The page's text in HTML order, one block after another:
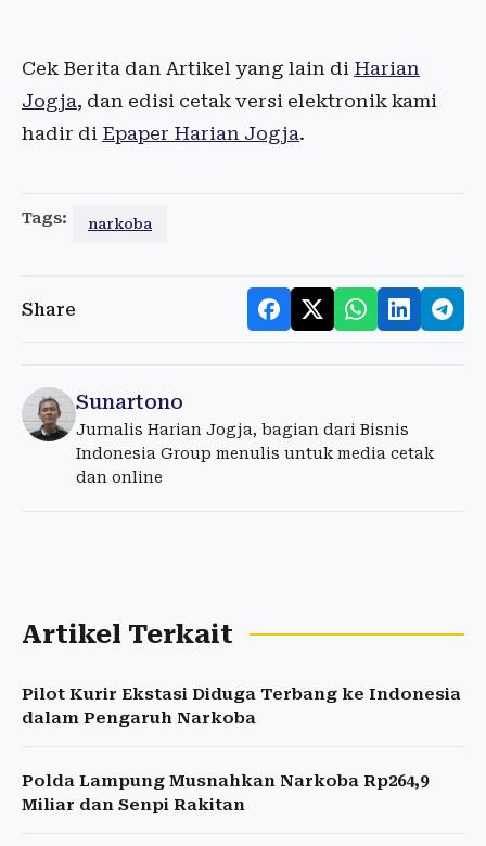
Cek Berita dan Artikel yang lain di Harian
Jogja, dan edisi cetak versi elektronik kami
hadir di Epaper Harian Jogja.
Tags: narkoba
Share
Sunartono
Jurnalis Harian Jogja, bagian dari Bisnis
Indonesia Group menulis untuk media cetak
dan online
Artikel Terkait
Pilot Kurir Ekstasi Diduga Terbang ke Indonesia
dalam Pengaruh Narkoba
Polda Lampung Musnahkan Narkoba Rp264,9
Miliar dan Senpi Rakitan